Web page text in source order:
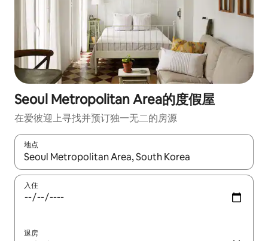
Seoul Metropolitan Area的度假屋
在爱彼迎上寻找并预订独一无二的房源
地点
如有搜索结果，请使用上下方向键查看，或通过点击或滑动手势
入住
退房